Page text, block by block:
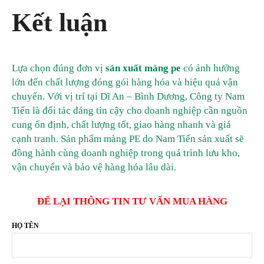
Kết luận
Lựa chọn đúng đơn vị sản xuất màng pe có ảnh hưởng
lớn đến chất lượng đóng gói hàng hóa và hiệu quả vận
chuyển. Với vị trí tại Dĩ An – Bình Dương, Công ty Nam
Tiến là đối tác đáng tin cậy cho doanh nghiệp cần nguồn
cung ổn định, chất lượng tốt, giao hàng nhanh và giá
cạnh tranh. Sản phẩm màng PE do Nam Tiến sản xuất sẽ
đồng hành cùng doanh nghiệp trong quá trình lưu kho,
vận chuyển và bảo vệ hàng hóa lâu dài.
ĐỂ LẠI THÔNG TIN TƯ VẤN MUA HÀNG
HỌ TÊN